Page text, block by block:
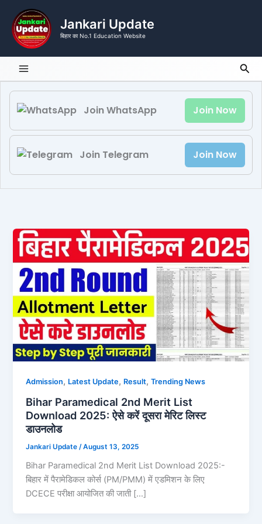
content
Jankari Update
बिहार का No.1 Education Website
Join WhatsApp Join Now
Join Telegram Join Now
Admission, Latest Update, Result,Trending News
Bihar Paramedical 2nd Merit List
Download 2025: ऐसे करें दूसरा मेरिट लिस्ट
डाउनलोड
Jankari Update /August 13, 2025
Bihar Paramedical 2nd Merit List Download 2025:-
बिहार में पैरामेडिकल कोर्स (PM/PMM) में एडमिशन के लिए
DCECE परीक्षा आयोजित की जाती […]